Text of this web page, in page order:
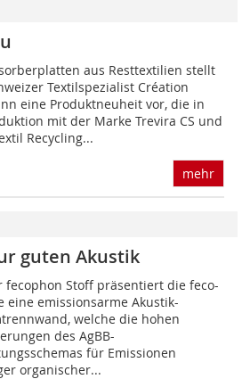
aus Resttextilien stellt
Textilspezialist Création
eine Produktneuheit vor, die in
mit der Marke Trevira CS und
Recycling...
mehr
guten Akustik
fecophon Stoff präsentiert die feco-
eine emissionsarme Akustik-
welche die hohen
des AgBB-
für Emissionen
organischer...